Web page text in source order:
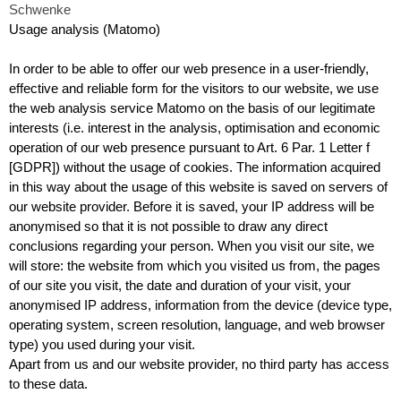
Schwenke
Usage analysis (Matomo)
In order to be able to offer our web presence in a user-friendly,
effective and reliable form for the visitors to our website, we use
the web analysis service Matomo on the basis of our legitimate
interests (i.e. interest in the analysis, optimisation and economic
operation of our web presence pursuant to Art. 6 Par. 1 Letter f
[GDPR]) without the usage of cookies. The information acquired
in this way about the usage of this website is saved on servers of
our website provider. Before it is saved, your IP address will be
anonymised so that it is not possible to draw any direct
conclusions regarding your person. When you visit our site, we
will store: the website from which you visited us from, the pages
of our site you visit, the date and duration of your visit, your
anonymised IP address, information from the device (device type,
operating system, screen resolution, language, and web browser
type) you used during your visit.
Apart from us and our website provider, no third party has access
to these data.